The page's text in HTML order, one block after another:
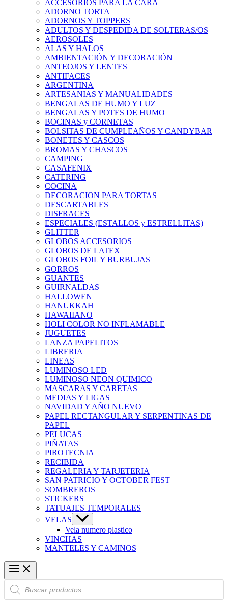
ACCESORIOS PARA LA CARA
ADORNO TORTA
ADORNOS Y TOPPERS
ADULTOS Y DESPEDIDA DE SOLTERAS/OS
AEROSOLES
ALAS Y HALOS
AMBIENTACIÓN Y DECORACIÓN
ANTEOJOS Y LENTES
ANTIFACES
ARGENTINA
ARTESANIAS Y MANUALIDADES
BENGALAS DE HUMO Y LUZ
BENGALAS Y POTES DE HUMO
BOCINAS y CORNETAS
BOLSITAS DE CUMPLEAÑOS Y CANDYBAR
BONETES Y CASCOS
BROMAS Y CHASCOS
CAMPING
CASAFENIX
CATERING
COCINA
DECORACION PARA TORTAS
DESCARTABLES
DISFRACES
ESPECIALES (ESTALLOS y ESTRELLITAS)
GLITTER
GLOBOS ACCESORIOS
GLOBOS DE LATEX
GLOBOS FOIL Y BURBUJAS
GORROS
GUANTES
GUIRNALDAS
HALLOWEN
HANUKKAH
HAWAIIANO
HOLI COLOR NO INFLAMABLE
JUGUETES
LANZA PAPELITOS
LIBRERIA
LINEAS
LUMINOSO LED
LUMINOSO NEON QUIMICO
MASCARAS Y CARETAS
MEDIAS Y LIGAS
NAVIDAD Y AÑO NUEVO
PAPEL RECTANGULAR Y SERPENTINAS DE
PAPEL
PELUCAS
PIÑATAS
PIROTECNIA
RECIBIDA
REGALERIA Y TARJETERIA
SAN PATRICIO Y OCTOBER FEST
SOMBREROS
STICKERS
TATUAJES TEMPORALES
VELAS
Vela numero plastico
VINCHAS
MANTELES Y CAMINOS
Búsqueda
de
productos